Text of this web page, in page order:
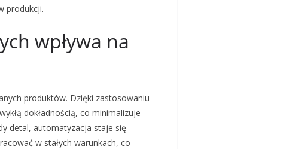
produkcji.
wpływa na
produktów. Dzięki zastosowaniu
dokładnością, co minimalizuje
detal, automatyzacja staje się
w stałych warunkach, co